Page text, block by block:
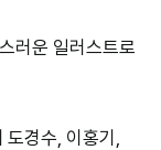
러운 일러스트로
경수, 이홍기,